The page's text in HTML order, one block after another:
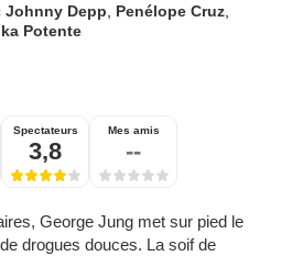
Johnny Depp Penélope Cruz
Potente
Spectateurs
3,8
Mes amis
--
George Jung met sur pied le
drogues douces. La soif de